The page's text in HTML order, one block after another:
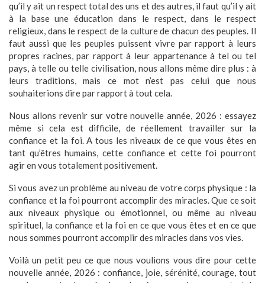
qu’il y ait un respect total des uns et des autres, il faut qu’il y ait
à la base une éducation dans le respect, dans le respect
religieux, dans le respect de la culture de chacun des peuples. Il
faut aussi que les peuples puissent vivre par rapport à leurs
propres racines, par rapport à leur appartenance à tel ou tel
pays, à telle ou telle civilisation, nous allons même dire plus : à
leurs traditions, mais ce mot n’est pas celui que nous
souhaiterions dire par rapport à tout cela.
Nous allons revenir sur votre nouvelle année, 2026 : essayez
même si cela est difficile, de réellement travailler sur la
confiance et la foi. A tous les niveaux de ce que vous êtes en
tant qu’êtres humains, cette confiance et cette foi pourront
agir en vous totalement positivement.
Si vous avez un problème au niveau de votre corps physique : la
confiance et la foi pourront accomplir des miracles. Que ce soit
aux niveaux physique ou émotionnel, ou même au niveau
spirituel, la confiance et la foi en ce que vous êtes et en ce que
nous sommes pourront accomplir des miracles dans vos vies.
Voilà un petit peu ce que nous voulions vous dire pour cette
nouvelle année, 2026 : confiance, joie, sérénité, courage, tout